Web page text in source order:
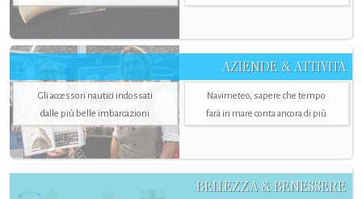
AZIENDE & ATTIVITÀ
Gli accessori nautici indossati
dalle più belle imbarcazioni
Navimeteo, sapere che tempo
farà in mare conta ancora di più
BELLEZZA & BENESSERE